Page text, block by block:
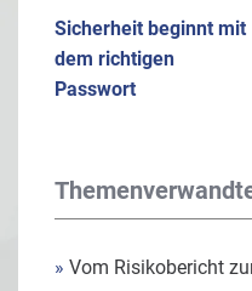
Sicherheit beginnt mit
dem richtigen
Passwort
» Vom Risikobericht